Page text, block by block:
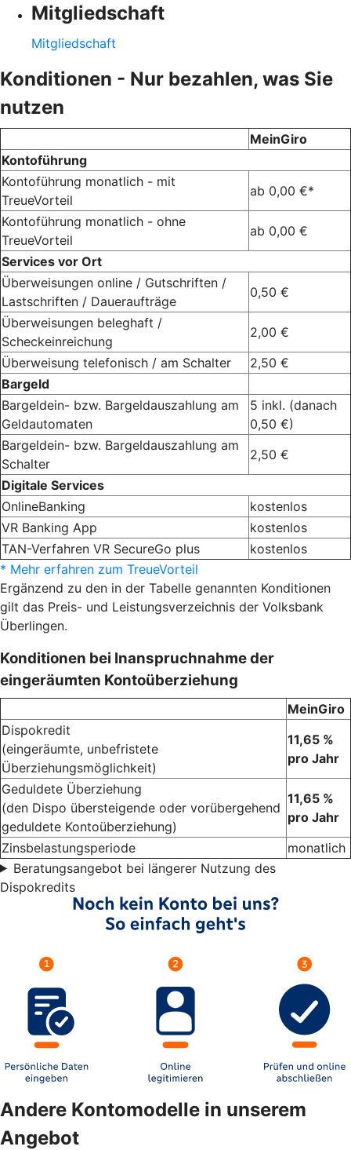
Mitgliedschaft
Mitgliedschaft
Konditionen - Nur bezahlen, was Sie
nutzen
MeinGiro
Kontoführung
Kontoführung monatlich - mit
TreueVorteil
ab 0,00 €*
Kontoführung monatlich - ohne
TreueVorteil
ab 0,00 €
Services vor Ort
Überweisungen online / Gutschriften /
Lastschriften / Daueraufträge
0,50 €
Überweisungen beleghaft /
Scheckeinreichung
2,00 €
Überweisung telefonisch / am Schalter
2,50 €
Bargeld
Bargeldein- bzw. Bargeldauszahlung am
Geldautomaten
5 inkl. (danach
0,50 €)
Bargeldein- bzw. Bargeldauszahlung am
Schalter
2,50 €
Digitale Services
OnlineBanking
kostenlos
VR Banking App
kostenlos
TAN-Verfahren VR SecureGo plus
kostenlos
* Mehr erfahren zum TreueVorteil
Ergänzend zu den in der Tabelle genannten Konditionen
gilt das Preis- und Leistungsverzeichnis der Volksbank
Überlingen.
Konditionen bei Inanspruchnahme der
eingeräumten Kontoüberziehung
MeinGiro
Dispokredit
(eingeräumte, unbefristete
Überziehungsmöglichkeit)
11,65 %
pro Jahr
Geduldete Überziehung
(den Dispo übersteigende oder vorübergehend
geduldete Kontoüberziehung)
11,65 %
pro Jahr
Zinsbelastungsperiode
monatlich
Beratungsangebot bei längerer Nutzung des
Dispokredits
Andere Kontomodelle in unserem
Angebot